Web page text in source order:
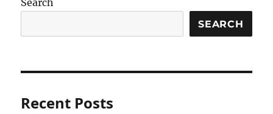
Search
SEARCH
Recent Posts